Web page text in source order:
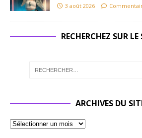
3 août 2026
RECHERCHEZ SUR LE
ARCHIVES DU